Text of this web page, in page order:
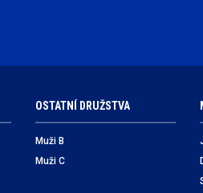
OSTATNÍ DRUŽSTVA
Muži B
Muži C